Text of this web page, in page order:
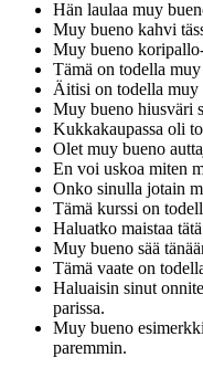
Hän laulaa muy
Muy bueno kahvi
Muy bueno
Tämä on todella
Äitisi on todella
Muy bueno hiusväri
Kukkakaupassa oli
Olet muy bueno
En voi uskoa miten
Onko sinulla jotain
Tämä kurssi on
Haluatko maistaa
Muy bueno sää
Tämä vaate on
Haluaisin sinut
parissa.
Muy bueno
paremmin.